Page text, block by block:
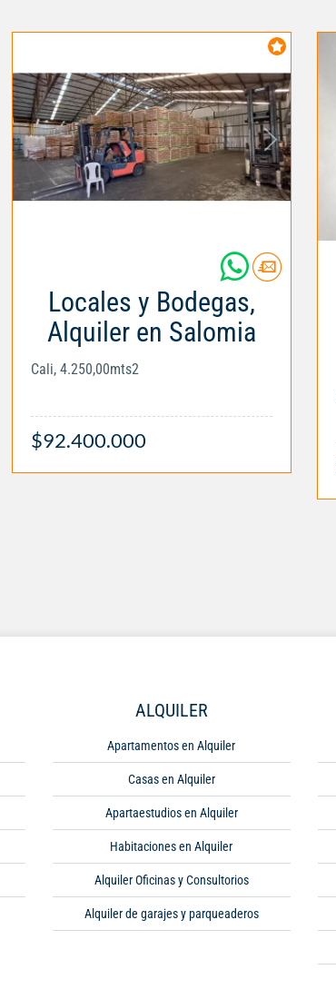
Locales y Bodegas,
Alquiler en Salomia
Cali, 4.250,00mts2
$92.400.000
ALQUILER
Apartamentos en Alquiler
Casas en Alquiler
Apartaestudios en Alquiler
Habitaciones en Alquiler
Alquiler Oficinas y Consultorios
Alquiler de garajes y parqueaderos